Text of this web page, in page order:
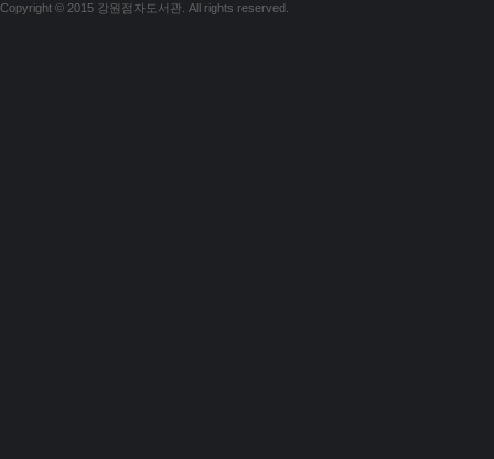
Copyright © 2015 강원점자도서관. All rights reserved.